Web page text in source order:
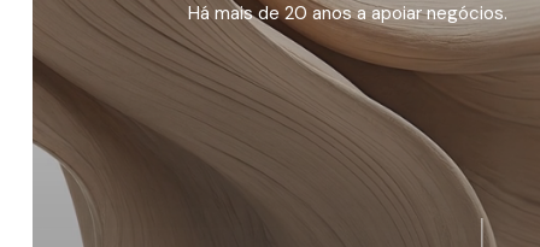
Há mais de 20 anos a apoiar negócios.